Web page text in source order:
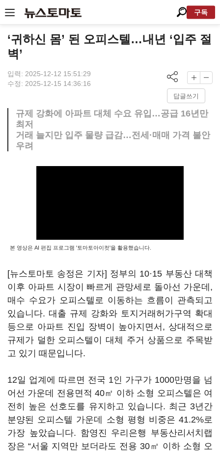
구독
‘귀하신 몸’ 된 오피스텔…내년 ‘입주 절
벽’
입력: 2025-12-12 15:51:29
수정: 2025-12-15 14:36:16
답글쓰기
규제 강화에 아파트 대체 수요 유입…공급 16년만
최저
거래 늘지만 입주 물량 급감…전세·매매 가격 불안
우려
본 영상은 AI 편집 프로그램 '토마토아이컷'을 활용했습니다.
[뉴스토마토 송정은 기자] 정부의 10·15 부동산 대책
이후 아파트 시장이 빠르게 관망세로 돌아선 가운데,
매수 수요가 오피스텔로 이동하는 흐름이 관측되고
있습니다. 대출 규제 강화와 토지거래허가구역 확대
등으로 아파트 진입 장벽이 높아지면서, 상대적으로
규제가 덜한 오피스텔이 대체 주거 상품으로 주목받
고 있기 때문입니다.
12일 업계에 따르면 전국 1인 가구가 1000만명을 넘
어선 가운데 전용면적 40㎡ 이하 소형 오피스텔은 여
전히 높은 선호도를 유지하고 있습니다. 최근 3년간
분양된 오피스텔 가운데 소형 평형 비중은 41.2%로
가장 높았습니다. 함영진 우리은행 부동산리서치랩
장은 “서울 지역만 보더라도 전용 30㎡ 이하 소형 오